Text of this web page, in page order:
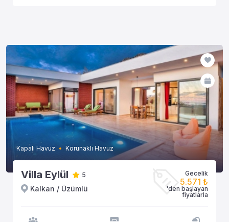
Kapalı Havuz Korunaklı Havuz
Villa Eylül 5
Kalkan / Üzümlü
Gecelik
5.571 ₺
'den başlayan
fiyatlarla